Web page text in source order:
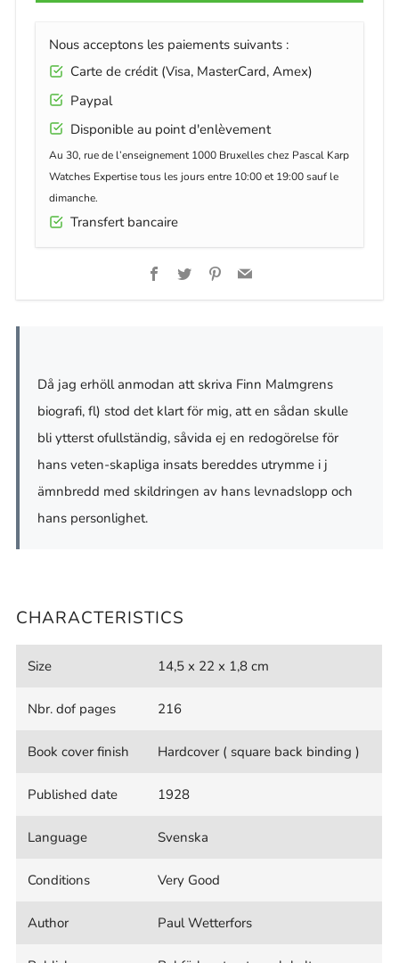
Nous acceptons les paiements suivants :
Carte de crédit (Visa, MasterCard, Amex)
Paypal
Disponible au point d'enlèvement
Au 30, rue de l’enseignement 1000 Bruxelles chez Pascal Karp
Watches Expertise tous les jours entre 10:00 et 19:00 sauf le
dimanche.
Transfert bancaire
Facebook
TwitterPinterest
Email
Då jag erhöll anmodan att skriva Finn Malmgrens
biografi, fl) stod det klart för mig, att en sådan skulle
bli ytterst ofullständig, såvida ej en redogörelse för
hans veten-skapliga insats bereddes utrymme i j
ämnbredd med skildringen av hans levnadslopp och
hans personlighet.
CHARACTERISTICS
Size 14,5 x 22 x 1,8 cm
Nbr. dof pages 216
Book cover finish Hardcover ( square back binding )
Published date 1928
Language Svenska
Conditions Very Good
Author Paul Wetterfors